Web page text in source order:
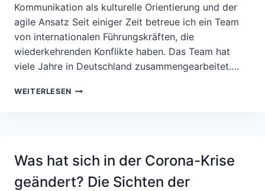
DER
KOMMUNIKATION.
VOM
JOHARI-
FENSTER
Kommunikation als kulturelle Orientierung und der
agile Ansatz Seit einiger Zeit betreue ich ein Team
von internationalen Führungskräften, die
wiederkehrenden Konflikte haben. Das Team hat
viele Jahre in Deutschland zusammengearbeitet….
WEITERLESEN ANEINANDER
Was hat sich in der Corona-Krise
geändert? Die Sichten der